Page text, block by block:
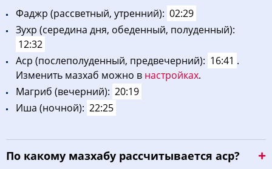
Фaджp (рассветный, утренний): 02:29
Зухp (середина дня, обеденный, полуденный):
12:32
Acp (послеполуденный, предвечерний): 16:41 .
Изменить мазхаб можно в настройках.
Maгриб (вечерний): 20:19
Иша (ночной): 22:25
По какому мазхабу рассчитывается аср?